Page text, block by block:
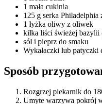
1 mała cukinia
125 g serka Philadelphia
1 łyżka oliwy z oliwek
kilka liści świeżej bazylii
sól i pieprz do smaku
Wykałaczki lub patyczki
Sposób
Rozgrzej piekarnik do
Umyte warzywa pokrój